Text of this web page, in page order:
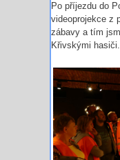
Po příjezdu do
videoprojekce z
zábavy a tím
Křivskými hasiči.